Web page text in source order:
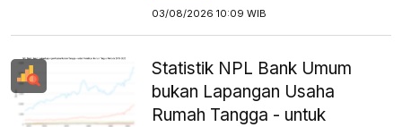
03/08/2026 10:09 WIB
Statistik NPL Bank Umum
bukan Lapangan Usaha
Rumah Tangga - untuk